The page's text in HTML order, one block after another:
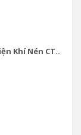
Khí Nén CT...